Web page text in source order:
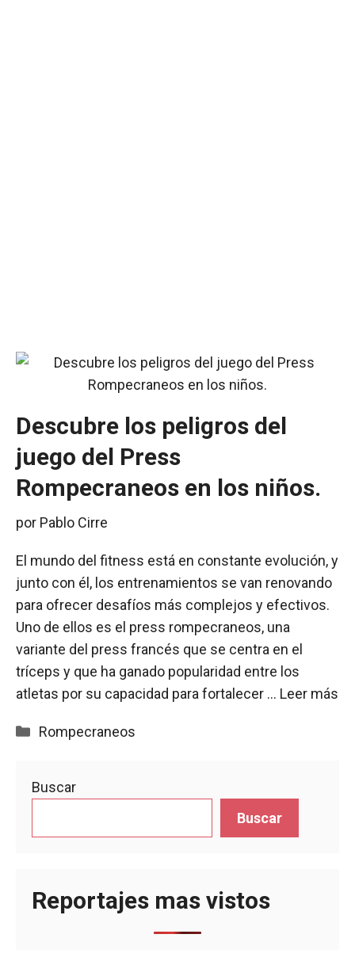
Descubre los peligros del
juego del Press
Rompecraneos en los niños.
por Pablo Cirre
El mundo del fitness está en constante evolución, y
junto con él, los entrenamientos se van renovando
para ofrecer desafíos más complejos y efectivos.
Uno de ellos es el press rompecraneos, una
variante del press francés que se centra en el
tríceps y que ha ganado popularidad entre los
atletas por su capacidad para fortalecer … Leer más
Categorías
Rompecraneos
Buscar
Buscar
Reportajes mas vistos